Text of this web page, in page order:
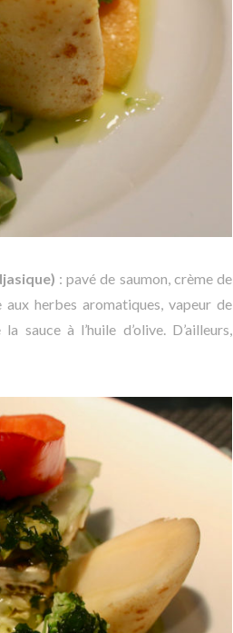
: pavé de saumon, crème de
aux herbes aromatiques, vapeur de
sauce à l’huile d’olive. D’ailleurs,